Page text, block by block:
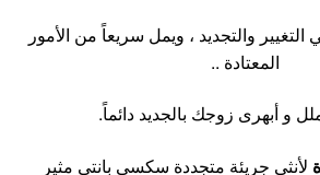
والتجديد ، ويمل سريعاً من الأمور
المعتادة ..
و أبهرى زوجك بالجديد دائماً.
لأنثى جريئة متجددة سكسي بانتي مثير